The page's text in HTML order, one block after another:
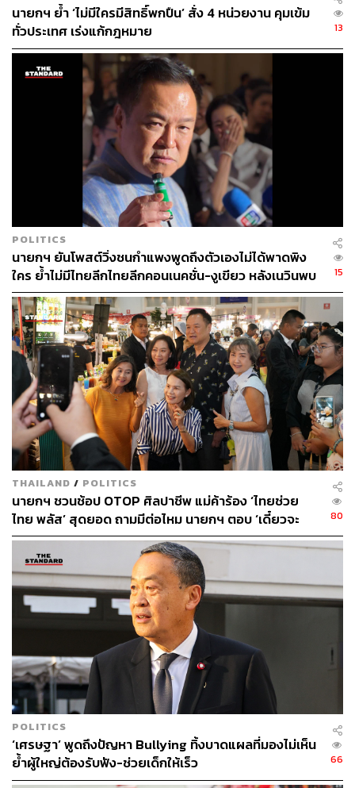
ว่าเป็นเรื่องของการมีวิกฤตหรือไม่วิกฤต แต่จริงๆ แล้ว
เศรษฐกิจไทยต้องการจะกระตุ้น อสังหาริมทรัพย์อยู่ในภาค
อุตสาหกรรม รัฐบาลก็ควรจะกระตุ้นเรื่องนี้ แต่บังเอิญท่าน
ซวย มีนายกรัฐมนตรีที่มาจากภาคอสังหาริมทรัพย์ ทำอะไรก็
ต้องระวังตัว การที่เรามีอาชีพนี้มาก่อนในอดีตมันก็เป็นที่เพ่ง
เล็งของสังคม ฉะนั้นการจะทำอะไรก็ต้องรอบคอบและ
ระมัดระวังประโยชน์สูงสุดของประเทศชาติเป็นหลัก
ขายที่ก้าวข้ามขายชาติไม่ได้
เศรษฐายังยกตัวอย่างด้วยว่า เคยพลาดแล้วโดนทัวร์ลง กรณี
ให้ชาวต่างชาติครอบครองที่ดิน 1 ไร่ มันเป็นสิ่งที่เราไม่
สามารถก้าวข้ามเรื่องขายชาติได้ อะไรก็ขายชาติ มันขายไม่
ได้หรอก เพราะชาติคือจิตวิญญาณของพวกเรา แต่รัฐบาลที่
แล้วโดยการนำของ พล.อ. ประยุทธ์ จันทร์โอชา อดีตนายก
รัฐมนตรี มีเจ้าหน้าที่ระดับสูงหลายคนที่จะกระตุ้นเศรษฐกิจ
เข้ามาปรึกษาตนว่า จะทำอย่างไรให้ต่างชาติเข้ามาถือที่ดิน
ได้ ตนบอกว่าต่อให้มี 749 ต่อ 750 เสียงในสภาก็ไม่มีทางให้
ต่างชาติมาถือที่ดิน
เศรษฐากล่าวต่อไปว่า ฉะนั้นกฎหมายเหล่านี้จะต้องมาแก้ไข
ให้ถูกต้อง ให้เหมาะสม เพื่อให้การทำธุรกรรมผ่านไปได้ รวม
ถึงต้องมีความรับผิดชอบ ในฐานะที่เคยทำธุรกิจนี้มาก่อนก็จะ
พยายามทำกฎข้อบังคับเหล่านี้ เพื่อให้กฎหมายลูกที่มารองรับ
สามารถทำงานได้ง่ายและสะดวกสบายขึ้น
แม้จะมีการมองว่าเมื่อก่อนเป็นนักธุรกิจใจร้อน มาเป็นรัฐบาล
แล้วเฉื่อยชา แต่มีสิ่งที่ต้องคำนึงมีหลายเรื่อง ตนคิดถึงพวก
เราทุกคนในห้องนี้เสมอ สมัยก่อนตนทำงาน 7 วัน วันเสาร์
และอาทิตย์ก็ทำ ดูทุกโครงการตรงนี้ แต่พอหายไป 13 เดือน
มีความรู้สึกว่าโลกเปลี่ยนไปเยอะ เชื่อว่ามีวิทยากรหลายท่าน
ที่มีความเหมาะสมที่จะให้ความรู้ มีความสามารถ สำหรับตน
ให้ได้คือจิตวิญญาณของนักพัฒนาอสังหาริมทรัพย์
ดิจิทัลวอลเล็ตตรวจสอบได้ ยืนยันไม่มีทุจริต
เศรษฐากล่าวถึงเรื่องดิจิทัลวอลเล็ตว่า เรื่องของดิจิทัลวอลเล็ต
10 ปีที่ผ่านมาประเทศไทยเศรษฐกิจโต 1.8% ภาค
อสังหาริมทรัพย์ไม่มีอะไรดีใน 10 ปีที่ผ่านมา การแบมือขอ
นายกฯ ย้ำ ‘ไม่มีใครมีสิทธิ์พกปืน’ สั่ง 4 หน่วยงาน คุมเข้ม
ทั่วประเทศ เร่งแก้กฎหมาย
13
POLITICS
นายกฯ ยันโพสต์วิ่งชนกำแพงพูดถึงตัวเองไม่ได้พาดพิง
ใคร ย้ำไม่มีไทยลีกไทยลีกคอนเนคชั่น-งูเขียว หลังเนวินพบ
บุญยิ่ง
15
THAILAND / POLITICS
นายกฯ ชวนช้อป OTOP ศิลปาชีพ แม่ค้าร้อง ‘ไทยช่วย
ไทย พลัส’ สุดยอด ถามมีต่อไหม นายกฯ ตอบ ‘เดี๋ยวจะ
พยายาม’
80
POLITICS
‘เศรษฐา’ พูดถึงปัญหา Bullying ทิ้งบาดแผลที่มองไม่เห็น
ย้ำผู้ใหญ่ต้องรับฟัง-ช่วยเด็กให้เร็ว
66